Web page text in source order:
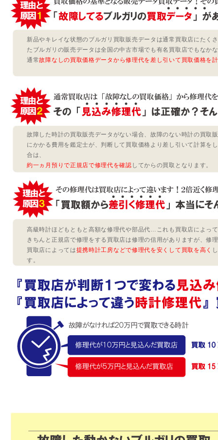
新品やキレイな状態のブルガリ買取販売データは通常買取店にたく
たブルガリの販売データは全国の中古市場でも有名買取店でもなか
通常故障なしの買取価格データから修理代を差し引いて買取価格を
故障した時計の買取販売データがない場合、故障のない時計の買取
にかかる費用を鑑定士が、判断して買取価格より差し引いて計算を
合は、
約一ヵ月預りで正規店で修理代を確認 してからの買取となります。
高級時計ほどもともと高額な修理代や部品代…これも買取店によっ
きちんと正規店で修理をする買取店は修理の信用がありますが、修
買取店によっては提携時計工房などで修理代を安くして買取を高く
す。